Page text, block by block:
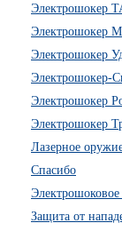
Электрошокер
Электрошокер
Электрошокер
Электрошокер-
Электрошокер
Электрошокер
Лазерное
Спасибо
Защита от